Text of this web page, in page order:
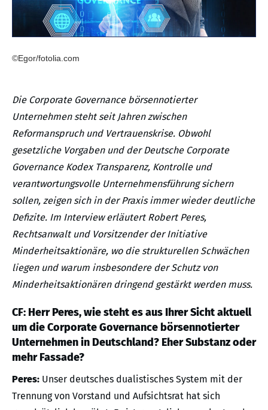
©Egor/fotolia.com
Die Corporate Governance börsennotierter
Unternehmen steht seit Jahren zwischen
Reformanspruch und Vertrauenskrise. Obwohl
gesetzliche Vorgaben und der Deutsche Corporate
Governance Kodex Transparenz, Kontrolle und
verantwortungsvolle Unternehmensführung sichern
sollen, zeigen sich in der Praxis immer wieder deutliche
Defizite. Im Interview erläutert Robert Peres,
Rechtsanwalt und Vorsitzender der Initiative
Minderheitsaktionäre, wo die strukturellen Schwächen
liegen und warum insbesondere der Schutz von
Minderheitsaktionären dringend gestärkt werden muss.
CF: Herr Peres, wie steht es aus Ihrer Sicht aktuell
um die Corporate Governance börsennotierter
Unternehmen in Deutschland? Eher Substanz oder
mehr Fassade?
Peres: Unser deutsches dualistisches System mit der
Trennung von Vorstand und Aufsichtsrat hat sich